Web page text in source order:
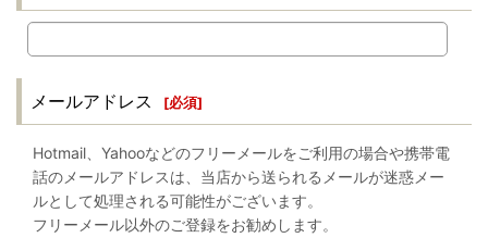
メールアドレス [必須]
Hotmail、Yahooなどのフリーメールをご利用の場合や携帯電
話のメールアドレスは、当店から送られるメールが迷惑メー
ルとして処理される可能性がございます。
フリーメール以外のご登録をお勧めします。